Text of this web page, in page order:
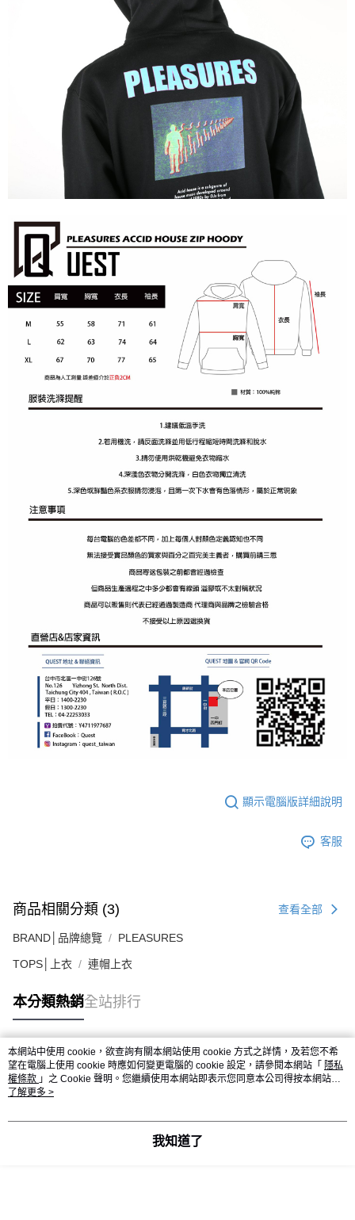
顯示電腦版詳細說明
客服
商品相關分類 (3) 查看全部
BRAND│品牌總覽 PLEASURES
TOPS│上衣 連帽上衣
本分類熱銷全站排行
熱門標籤
本網站中使用 cookie，欲查詢有關本網站使用 cookie 方式之詳情，及若您不希
望在電腦上使用 cookie 時應如何變更電腦的 cookie 設定，請參閱本網站「 隱私
權條款 」之 Cookie 聲明。您繼續使用本網站即表示您同意本公司得按本網站使
用條款之 Cookie 聲明使用 cookie。
了解更多 >
我知道了